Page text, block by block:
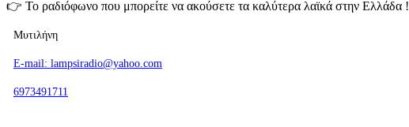
👉 Το ραδιόφωνο που μπορείτε να ακούσετε τα καλύτερα λαϊκά στην Ελλάδα !
Μυτιλήνη
E-mail: lampsiradio@yahoo.com
6973491711